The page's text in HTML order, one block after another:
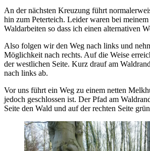
An der nächsten Kreuzung führt
hin zum Peterteich. Leider waren bei meinem
Waldarbeiten so dass ich einen alternativen
Also folgen wir den Weg nach links und
Möglichkeit nach rechts. Auf die Weise
der westlichen Seite. Kurz drauf am
nach links ab.
Vor uns führt ein Weg zu einem netten
jedoch geschlossen ist. Der Pfad am
Seite den Wald und auf der rechten Seite